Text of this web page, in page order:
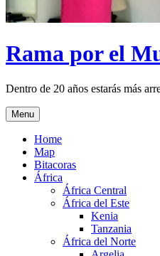
Rama por el
Dentro de 20 años estarás más
Menu
Home
Map
Bitacoras
África
África Central
África del Este
Kenia
Tanzania
África del Norte